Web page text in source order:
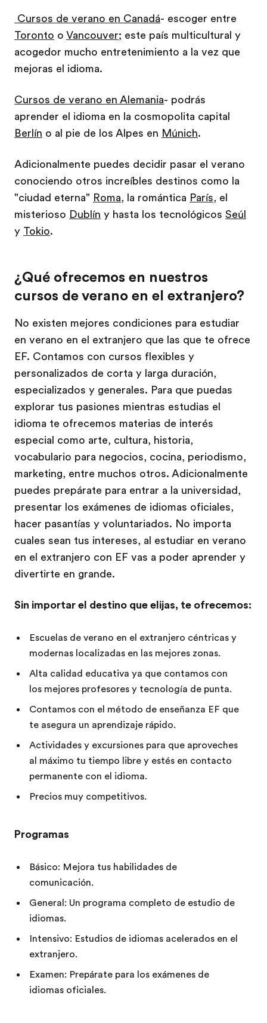
Cursos de verano en Canadá- escoger entre
Toronto o Vancouver; este país multicultural y
acogedor mucho entretenimiento a la vez que
mejoras el idioma.
Cursos de verano en Alemania- podrás
aprender el idioma en la cosmopolita capital
Berlín o al pie de los Alpes en Múnich.
Adicionalmente puedes decidir pasar el verano
conociendo otros increíbles destinos como la
"ciudad eterna" Roma, la romántica París, el
misterioso Dublín y hasta los tecnológicos Seúl
y Tokio.
¿Qué ofrecemos en nuestros
cursos de verano en el extranjero?
No existen mejores condiciones para estudiar
en verano en el extranjero que las que te ofrece
EF. Contamos con cursos flexibles y
personalizados de corta y larga duración,
especializados y generales. Para que puedas
explorar tus pasiones mientras estudias el
idioma te ofrecemos materias de interés
especial como arte, cultura, historia,
vocabulario para negocios, cocina, periodismo,
marketing, entre muchos otros. Adicionalmente
puedes prepárate para entrar a la universidad,
presentar los exámenes de idiomas oficiales,
hacer pasantías y voluntariados. No importa
cuales sean tus intereses, al estudiar en verano
en el extranjero con EF vas a poder aprender y
divertirte en grande.
Sin importar el destino que elijas, te ofrecemos:
Escuelas de verano en el extranjero céntricas y
modernas localizadas en las mejores zonas.
Alta calidad educativa ya que contamos con
los mejores profesores y tecnología de punta.
Contamos con el método de enseñanza EF que
te asegura un aprendizaje rápido.
Actividades y excursiones para que aproveches
al máximo tu tiempo libre y estés en contacto
permanente con el idioma.
Precios muy competitivos.
Programas
Básico: Mejora tus habilidades de
comunicación.
General: Un programa completo de estudio de
idiomas.
Intensivo: Estudios de idiomas acelerados en el
extranjero.
Examen: Prepárate para los exámenes de
idiomas oficiales.